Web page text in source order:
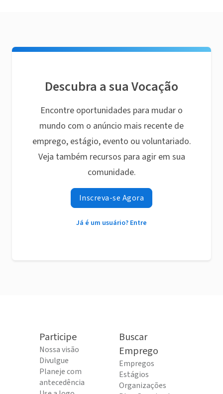
Descubra a sua Vocação
Encontre oportunidades para mudar o
mundo com o anúncio mais recente de
emprego, estágio, evento ou voluntariado.
Veja também recursos para agir em sua
comunidade.
Inscreva-se Agora
Já é um usuário? Entre
Participe
Nossa visão
Divulgue
Planeje com
antecedência
Buscar
Emprego
Empregos
Estágios
Organizações